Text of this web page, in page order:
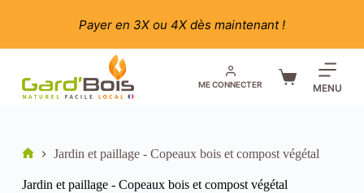
Payer en 3X ou 4X dès maintenant !
ME CONNECTER
Panier
MENU
Jardin et paillage - Copeaux bois et compost végétal
Jardin et paillage - Copeaux bois et compost végétal